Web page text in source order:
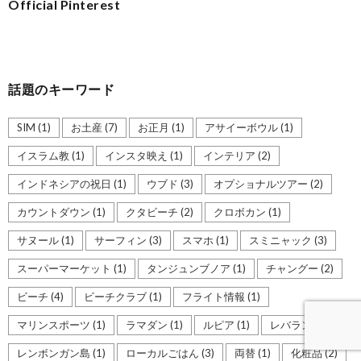
Official Pinterest
話題のキーワード
SIM (1) お土産 (7) お正月 (1) アサイーボウル(1)
イスラム教(1) インスタ映え (1) インテリア (2)
インドネシアの祝日 (1) ウブド (3) オプショナルツアー (2)
カウントダウン (1) クタビーチ (2) クロボカン (1)
サヌール(1) サーフィン (3) スマホ (1) スミニャック (3)
スーパーマーケット (1) タンジュンブノア (1) チャングー (2)
ビーチ (4) ビーチクラブ(1) フライト情報 (1)
マリンスポーツ (1) ラマダン (1) ルピア (1) レバラン
レンボンガン島 (1) ローカルごはん (3) 両替(1) 化粧品(2)